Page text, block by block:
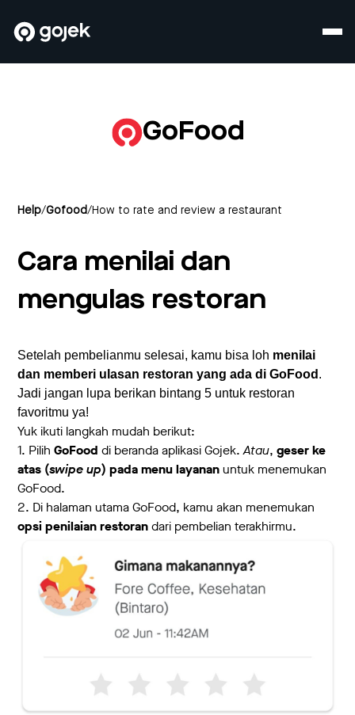
GoFood
Help/Gofood/How to rate and review a restaurant
Cara menilai dan
mengulas restoran
Setelah pembelianmu selesai, kamu bisa loh menilai
dan memberi ulasan restoran yang ada di GoFood .
Jadi jangan lupa berikan bintang 5 untuk restoran
favoritmu ya!
Yuk ikuti langkah mudah berikut:
1. PilihGoFooddi beranda aplikasi Gojek.Atau, geser ke
atas (swipe up) pada menu layananuntuk menemukan
GoFood.
2. Di halaman utama GoFood, kamu akan menemukan
opsi penilaian restorandari pembelian terakhirmu.